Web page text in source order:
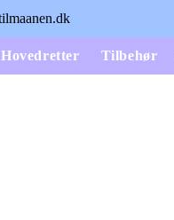
Hovedretter Tilbehør